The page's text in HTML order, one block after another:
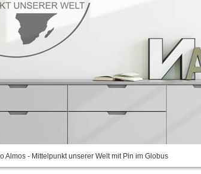
Almos - Mittelpunkt unserer Welt mit Pin im Globus